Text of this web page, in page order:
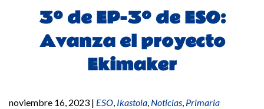
3º de EP-3º de ESO:
Avanza el proyecto
Ekimaker
noviembre 16, 2023 | ESO, Ikastola, Noticias, Primaria